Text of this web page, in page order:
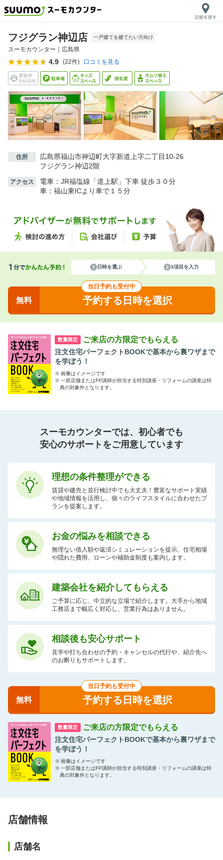
フジグラン神辺店 一戸建てを建てたい方向け
スーモカウンター｜ 広島県
4.9 (22件) 口コミを見る
住所
広島県福山市神辺町大字新道上字二丁目10-26
フジグラン神辺2階
アクセス
電車：JR福塩線「道上駅」下車 徒歩３０分
車：福山東ICより車で１５分
日時を選ぶ 3項目を入力
当日予約も受付中
無料 予約する日時を選択
数量限定 ご来店の方限定でもらえる
注文住宅パーフェクトBOOKで基本から裏ワザまで
を学ぼう！
※ 画像はイメージです
※ 一部店舗またはFP講師が担当する特別講座・リフォームの講座は特
典の対象外となります。
スーモカウンターでは、初心者でも
安心のサポートをご用意しています
理想の条件整理ができる
賃貸や建売と並行検討中でも大丈夫！豊富なサポート実績
や地域情報を活用し、個々のライフスタイルに合わせたプ
ランを提案します。
お金の悩みを相談できる
無理ない借入額や返済シミュレーションを提示、住宅相場
や隠れた費用、ローンや補助金制度も案内します。
建築会社を紹介してもらえる
ご予算に応じ、中立的な立場で紹介します。大手から地域
工務店まで幅広く対応し、営業行為はありません。
相談後も安心サポート
見学や打ち合わせの予約・キャンセルの代行や、紹介先へ
のお断りもサポートします。
当日予約も受付中
無料 予約する日時を選択
数量限定 ご来店の方限定でもらえる
注文住宅パーフェクトBOOKで基本から裏ワザまで
を学ぼう！
※ 画像はイメージです
※ 一部店舗またはFP講師が担当する特別講座・リフォームの講座は特
典の対象外となります。
店舗情報
店舗名